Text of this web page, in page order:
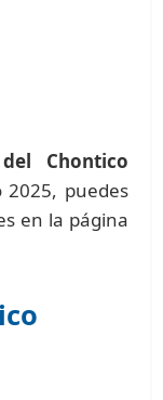
Chontico
puedes
en la página